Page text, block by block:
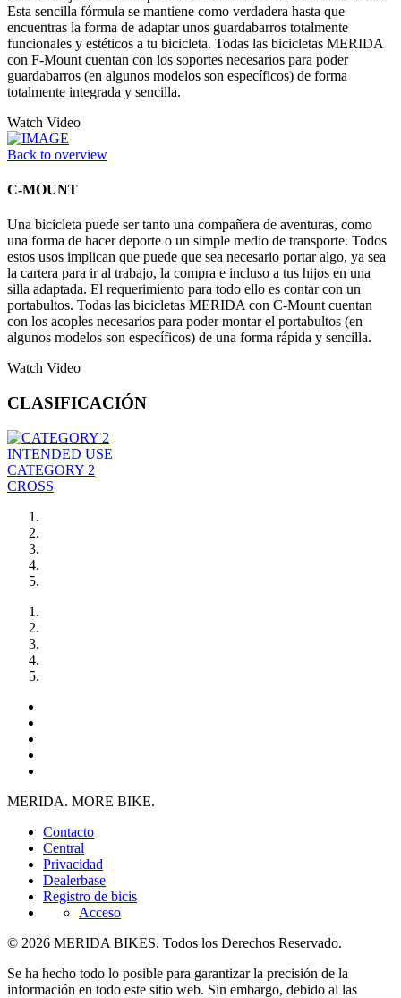
Esta sencilla fórmula se mantiene como verdadera hasta que
encuentras la forma de adaptar unos guardabarros totalmente
funcionales y estéticos a tu bicicleta. Todas las bicicletas MERIDA
con F-Mount cuentan con los soportes necesarios para poder
guardabarros (en algunos modelos son específicos) de forma
totalmente integrada y sencilla.
Watch Video
Back to overview
C-MOUNT
Una bicicleta puede ser tanto una compañera de aventuras, como
una forma de hacer deporte o un simple medio de transporte. Todos
estos usos implican que puede que sea necesario portar algo, ya sea
la cartera para ir al trabajo, la compra e incluso a tus hijos en una
silla adaptada. El requerimiento para todo ello es contar con un
portabultos. Todas las bicicletas MERIDA con C-Mount cuentan
con los acoples necesarios para poder montar el portabultos (en
algunos modelos son específicos) de una forma rápida y sencilla.
Watch Video
CLASIFICACIÓN
INTENDED USE
CATEGORY 2
CROSS
MERIDA. MORE BIKE.
Contacto
Central
Privacidad
Dealerbase
Registro de bicis
Acceso
© 2026 MERIDA BIKES. Todos los Derechos Reservado.
Se ha hecho todo lo posible para garantizar la precisión de la
información en todo este sitio web. Sin embargo, debido al las